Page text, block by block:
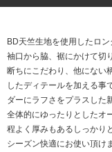
BD天竺生地を使用したロン
袖口から脇、裾にかけて切
断ちにこだわり、他にない
したディテールを加える事
ダーにラフさをプラスした
全体的にゆったりとしたオ
程よく厚みもあるしっかり
シーズン快適にお使い頂け